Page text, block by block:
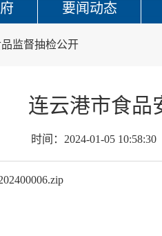
要闻动态
监督抽检公开
连云港市食品
时间： 2024-01-05 10:58:30